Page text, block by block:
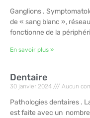
Ganglions .
de « sang blanc »,
fonctionne de la
En savoir plus »
Dentaire
30 janvier 2024 Aucun
Pathologies dentaires .
est faite avec un